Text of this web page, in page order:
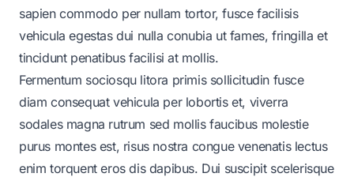
sapien commodo per nullam tortor, fusce facilisis
vehicula egestas dui nulla conubia ut fames, fringilla et
tincidunt penatibus facilisi at mollis.
Fermentum sociosqu litora primis sollicitudin fusce
diam consequat vehicula per lobortis et, viverra
sodales magna rutrum sed mollis faucibus molestie
purus montes est, risus nostra congue venenatis lectus
enim torquent eros dis dapibus. Dui suscipit scelerisque